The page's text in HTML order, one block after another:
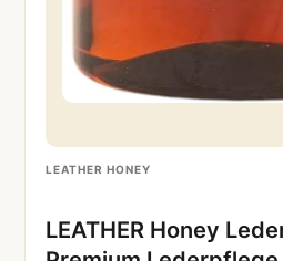
LEATHER HONEY
LEATHER Honey